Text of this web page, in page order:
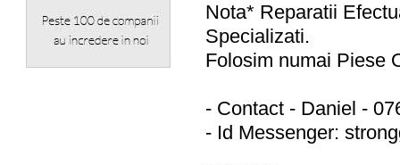
Nota* Reparatii
Specializati.
Folosim numai Piese
- Contact - Daniel -
- Id Messenger: